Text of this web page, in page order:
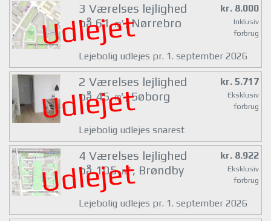
Udlejet
3 Værelses lejlighed
på 61 ㎡, Nørrebro
kr. 8.000
Inklusiv
forbrug
Lejebolig udlejes pr. 1. september 2026
Udlejet
2 Værelses lejlighed
på 45 ㎡, Søborg
kr. 5.717
Eksklusiv
forbrug
Lejebolig udlejes snarest
Udlejet
4 Værelses lejlighed
på 105 ㎡, Brøndby
kr. 8.922
Eksklusiv
forbrug
Lejebolig udlejes pr. 1. september 2026